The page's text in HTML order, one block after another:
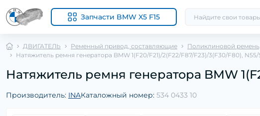
Запчасти BMW X5 F15
ДВИГАТЕЛЬ Ременный привод, составляющие Поликлиновой
Натяжитель ремня генератора BMW 1(F20/F21)/2(F22/F87/F23)/3(F30/F80), N55/
Натяжитель ремня генератора BMW
Производитель: INAКаталожный номер: 534 0433 10